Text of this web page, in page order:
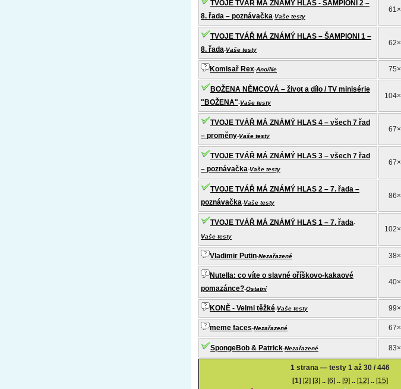
TVOJE TVÁŘ MÁ ZNÁMÝ HLAS - ŠAMPIONI 2 –
8. řada – poznávačka-Vaše testy
61×
TVOJE TVÁŘ MÁ ZNÁMÝ HLAS – ŠAMPIONI 1 –
8. řada-Vaše testy
62×
Komisař Rex-Ano/Ne 75×
BOŽENA NĚMCOVÁ – život a dílo / TV minisérie
"BOŽENA"-Vaše testy
104×
TVOJE TVÁŘ MÁ ZNÁMÝ HLAS 4 – všech 7 řad
– proměny-Vaše testy
67×
TVOJE TVÁŘ MÁ ZNÁMÝ HLAS 3 – všech 7 řad
– poznávačka-Vaše testy
67×
TVOJE TVÁŘ MÁ ZNÁMÝ HLAS 2 – 7. řada –
poznávačka-Vaše testy
86×
TVOJE TVÁŘ MÁ ZNÁMÝ HLAS 1 – 7. řada-
Vaše testy
102×
Vladimir Putin-Nezařazené 38×
Nutella: co víte o slavné oříškovo-kakaové
pomazánce?-Ostatní
40×
KONĚ - Velmi těžké-Vaše testy 99×
meme faces-Nezařazené 67×
SpongeBob & Patrick-Nezařazené 83×
1 strana — testy 1 až 30 / 446
[1] [2] [3] .. [6] .. [9] .. [12] .. [15]